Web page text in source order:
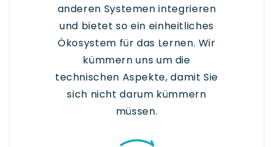
anderen Systemen integrieren
und bietet so ein einheitliches
Ökosystem für das Lernen. Wir
kümmern uns um die
technischen Aspekte, damit Sie
sich nicht darum kümmern
müssen.